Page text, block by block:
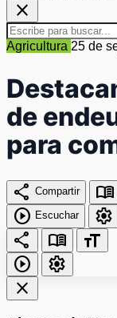
close
Agricultura 25 de
de
para
share Compartir menu_book
play_circle Escuchar
settings
share
menu_book
format_size
play_circle
settings
close